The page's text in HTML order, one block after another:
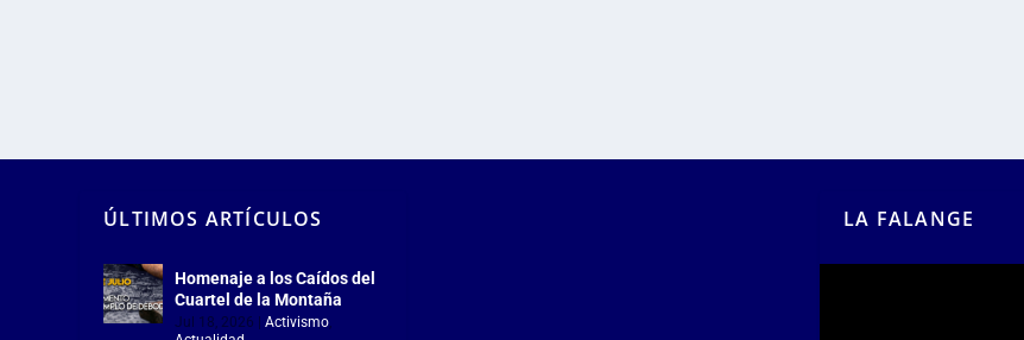
ÚLTIMOS ARTÍCULOS
Homenaje a los Caídos del
Cuartel de la Montaña
Jul 18, 2026 |Activismo,
LA FALANGE